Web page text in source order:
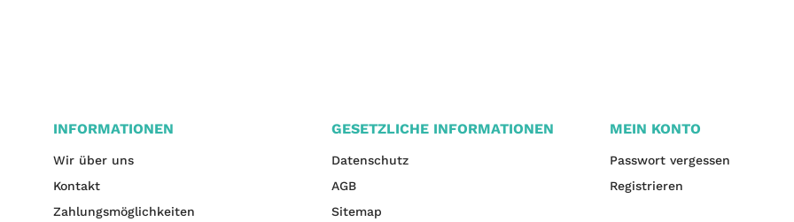
INFORMATIONEN
Wir über uns
Kontakt
Zahlungsmöglichkeiten
GESETZLICHE INFORMATIONEN
Datenschutz
AGB
Sitemap
MEIN KONTO
Passwort vergessen
Registrieren